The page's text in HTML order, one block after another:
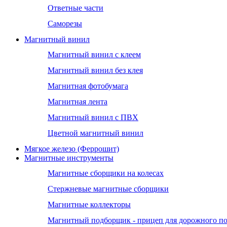
Ответные части
Саморезы
Магнитный винил
Магнитный винил с клеем
Магнитный винил без клея
Магнитная фотобумага
Магнитная лента
Магнитный винил с ПВХ
Цветной магнитный винил
Мягкое железо (Феррошит)
Магнитные инструменты
Магнитные сборщики на колесах
Стержневые магнитные сборщики
Магнитные коллекторы
Магнитный подборщик - прицеп для дорожного